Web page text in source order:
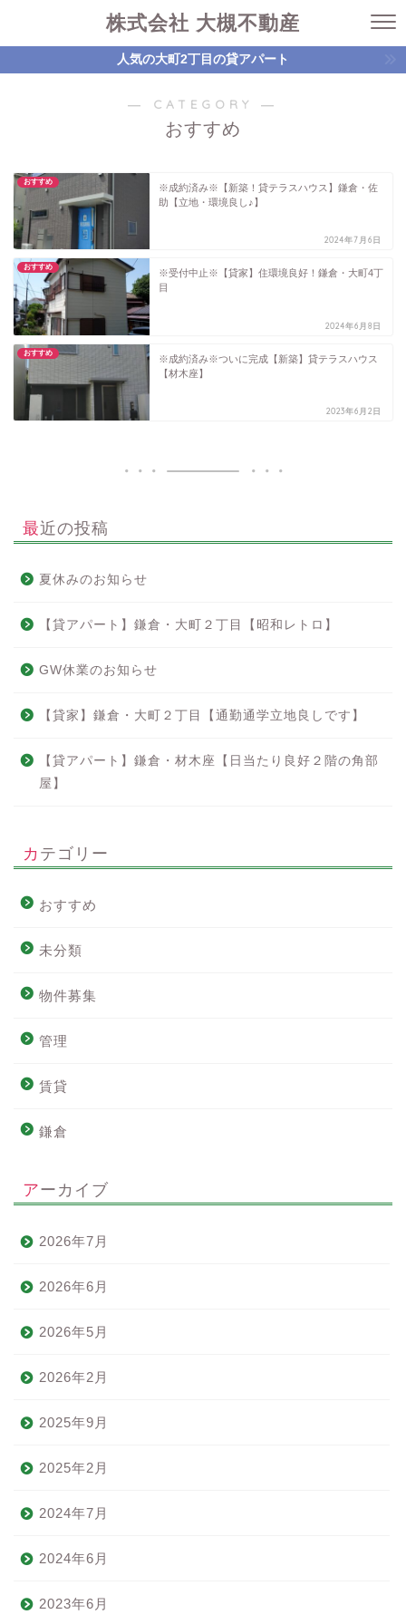
株式会社 大槻不動産
人気の大町2丁目の貸アパート
― CATEGORY ―
おすすめ
おすすめ
※成約済み※【新築！貸テラスハウス】鎌倉・佐
助【立地・環境良し♪】
2024年7月6日
おすすめ
※受付中止※【貸家】住環境良好！鎌倉・大町4丁
目
2024年6月8日
おすすめ
※成約済み※ついに完成【新築】貸テラスハウス
【材木座】
2023年6月2日
最近の投稿
夏休みのお知らせ
【貸アパート】鎌倉・大町２丁目【昭和レトロ】
GW休業のお知らせ
【貸家】鎌倉・大町２丁目【通勤通学立地良しです】
【貸アパート】鎌倉・材木座【日当たり良好２階の角部
屋】
カテゴリー
おすすめ
未分類
物件募集
管理
賃貸
鎌倉
アーカイブ
2026年7月
2026年6月
2026年5月
2026年2月
2025年9月
2025年2月
2024年7月
2024年6月
2023年6月